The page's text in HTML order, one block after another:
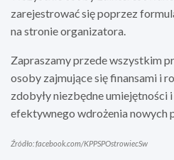
zarejestrować się poprzez
na stronie organizatora.
Zapraszamy przede wszystkim
osoby zajmujące się finansami i
zdobyły niezbędne umiejętności
efektywnego wdrożenia nowych
Źródło: facebook.com/KPPSPOstrowiecSw